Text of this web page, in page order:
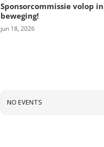
Sponsorcommissie volop in
beweging!
jun 18, 2026
NO EVENTS